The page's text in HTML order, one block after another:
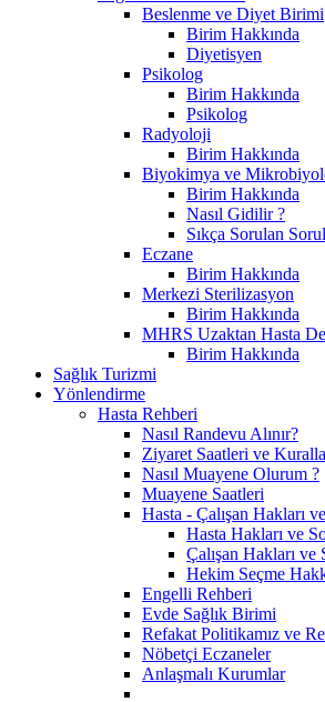
Beslenme ve Diyet Birimi
Birim Hakkında
Diyetisyen
Psikolog
Birim Hakkında
Psikolog
Radyoloji
Birim Hakkında
Biyokimya ve
Birim Hakkında
Nasıl Gidilir ?
Sıkça Sorulan
Eczane
Birim Hakkında
Merkezi Sterilizasyon
Birim Hakkında
MHRS Uzaktan Hasta
Birim Hakkında
Sağlık Turizmi
Yönlendirme
Hasta Rehberi
Nasıl Randevu Alınır?
Ziyaret Saatleri ve
Nasıl Muayene Olurum ?
Muayene Saatleri
Hasta - Çalışan Hakları
Hasta Hakları ve
Çalışan Hakları ve
Hekim Seçme
Engelli Rehberi
Evde Sağlık Birimi
Refakat Politikamız ve
Nöbetçi Eczaneler
Anlaşmalı Kurumlar